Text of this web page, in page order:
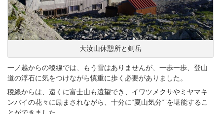
大汝山休憩所と剣岳
一ノ越からの稜線では、もう雪はありませんが、一歩一歩、登山
道の浮石に気をつけながら慎重に歩く必要がありました。
稜線からは、遠くに富士山も遠望でき、イワツメクサやミヤマキ
ンバイの花々に励まされながら、十分に“夏山気分“”を堪能するこ